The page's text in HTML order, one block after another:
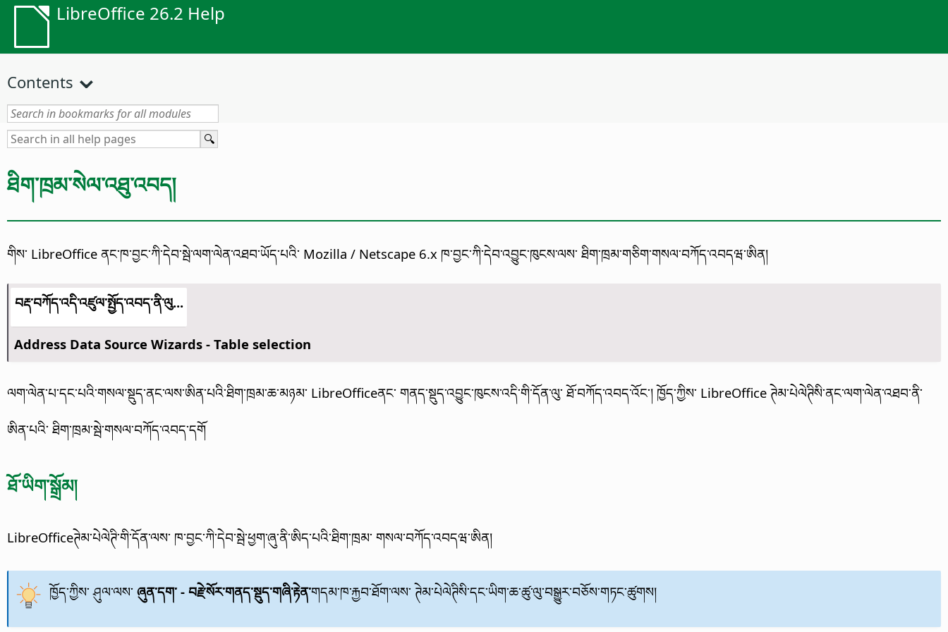
LibreOffice 26.2 Help
Contents
ཐིག་ཁྲམ་སེལ་འཐུ་འབད།
གིས་ LibreOffice ནང་ཁ་བྱང་ཀི་དེབ་སྦེ་ལག་ལེན་འཐབ་ཡོད་པའི་ Mozilla / Netscape 6.x ཁ་བྱང་ཀི་དེབ་འབྱུང་ཁུངས་ལས་ ཐིག་ཁྲམ་གཅིག་གསལ་བཀོད་འབདཝ་ཨིན།
བརྡ་བཀོད་འདི་འཛུལ་སྤྱོད་འབད་ནི་ལུ...
Address Data Source Wizards - Table selection
ལག་ལེན་པ་དང་པའི་གསལ་སྡུད་ནང་ལས་ཨིན་པའི་ཐིག་ཁྲམ་ཆ་མཉམ་ LibreOfficeནང་ གནད་སྡུད་འབྱུང་ཁུངས་འདི་གི་དོན་ལུ་ ཐོ་བཀོད་འབད་འོང་། ཁྱོད་ཀྱིས་ LibreOffice ཊེམ་པེལེཊིསི་ནང་ལག་ལེན་འཐབ་ནི་
ཨིན་པའི་ ཐིག་ཁྲམ་སྦེ་གསལ་བཀོད་འབད་དགོ
ཐོ་ཡིག་སྒྲོམ།
LibreOfficeཊེམ་པེལེཊི་གི་དོན་ལས་ ཁ་བྱང་ཀི་དེབ་སྦེ་ཕྱག་ཞུ་ནི་ཨིད་པའི་ཐིག་ཁྲམ་ གསལ་བཀོད་འབདཝ་ཨིན།
ཁྱོད་ཀྱིས་ ཤུལ་ལས་ ཞུན་དག་ - བརྗེ་སོར་གནད་སྡུད་གཞི་རྟེན་གདམ་ཁ་རྐྱབ་ཐོག་ལས་ ཊེམ་པེལེཊིསི་དང་ཡིག་ཆ་ཚུ་ལུ་བསྒྱུར་བཅོས་གཏང་ཚུགས།